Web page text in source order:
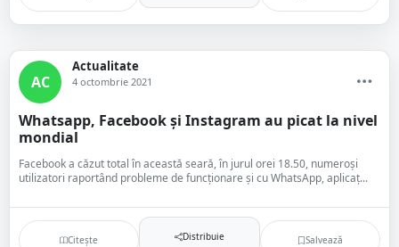
AC
Actualitate
4 octombrie 2021
Whatsapp, Facebook şi Instagram au picat la nivel
mondial
Facebook a căzut total în această seară, în jurul orei 18.50, numeroși
utilizatori raportând probleme de funcționare și cu WhatsApp, aplicaț...
Citește Distribuie Salvează